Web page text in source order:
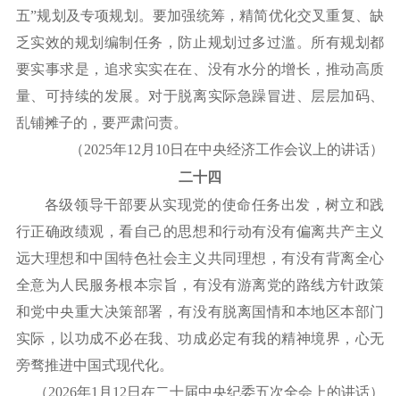
五”规划及专项规划。要加强统筹，精简优化交叉重复、缺
乏实效的规划编制任务，防止规划过多过滥。所有规划都
要实事求是，追求实实在在、没有水分的增长，推动高质
量、可持续的发展。对于脱离实际急躁冒进、层层加码、
乱铺摊子的，要严肃问责。
（2025年12月10日在中央经济工作会议上的讲话）
二十四
各级领导干部要从实现党的使命任务出发，树立和践
行正确政绩观，看自己的思想和行动有没有偏离共产主义
远大理想和中国特色社会主义共同理想，有没有背离全心
全意为人民服务根本宗旨，有没有游离党的路线方针政策
和党中央重大决策部署，有没有脱离国情和本地区本部门
实际，以功成不必在我、功成必定有我的精神境界，心无
旁骛推进中国式现代化。
（2026年1月12日在二十届中央纪委五次全会上的讲话）